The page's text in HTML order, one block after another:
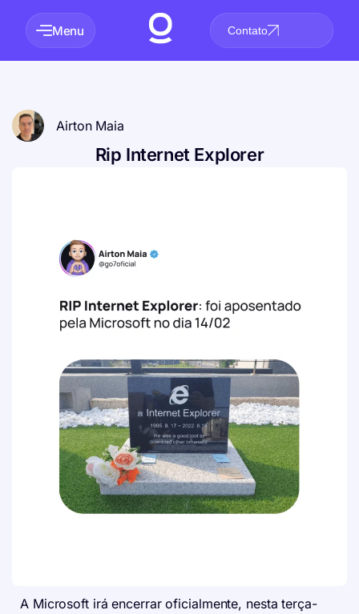
Menu Contato
Airton Maia
Rip Internet Explorer
A Microsoft irá encerrar oficialmente, nesta terça-